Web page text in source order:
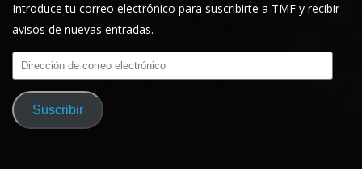
Introduce tu correo electrónico para suscribirte a TMF y recibir
avisos de nuevas entradas.
Dirección
de
correo
electrónico
Suscribir